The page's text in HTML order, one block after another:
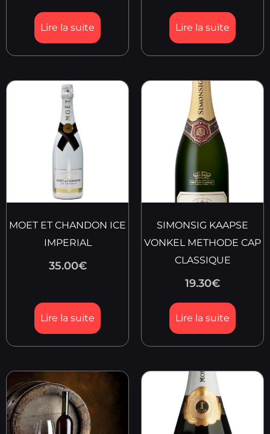
Lire la suite Lire la suite
MOET ET CHANDON ICE
IMPERIAL
35.00€
Lire la suite
SIMONSIG KAAPSE
VONKEL METHODE CAP
CLASSIQUE
19.30€
Lire la suite